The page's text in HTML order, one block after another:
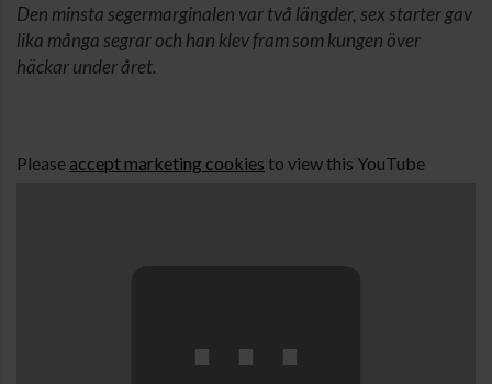
Den minsta segermarginalen var två längder, sex starter gav
lika många segrar och han klev fram som kungen över
häckar under året.
⋯
Please accept marketing cookies to view this YouTube